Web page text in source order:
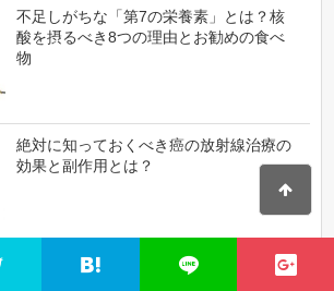
不足しがちな「第7の栄養素」とは？核
酸を摂るべき8つの理由とお勧めの食べ
物
絶対に知っておくべき癌の放射線治療の
効果と副作用とは？
「生活習慣病予防検診」と他の健康診断